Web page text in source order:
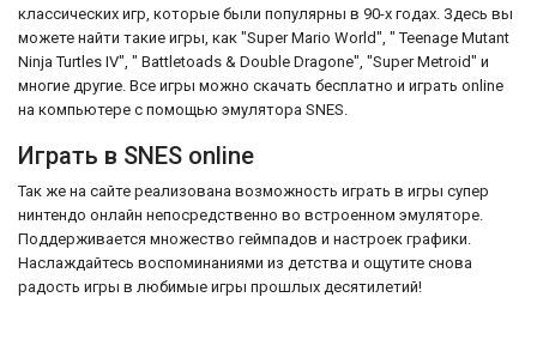
классических игр, которые были популярны в 90-х годах. Здесь вы
можете найти такие игры, как "Super Mario World", " Teenage Mutant
Ninja Turtles IV", " Battletoads & Double Dragone", "Super Metroid" и
многие другие. Все игры можно скачать бесплатно и играть online
на компьютере с помощью эмулятора SNES.
Играть в SNES online
Так же на сайте реализована возможность играть в игры супер
нинтендо онлайн непосредственно во встроенном эмуляторе.
Поддерживается множество геймпадов и настроек графики.
Наслаждайтесь воспоминаниями из детства и ощутите снова
радость игры в любимые игры прошлых десятилетий!